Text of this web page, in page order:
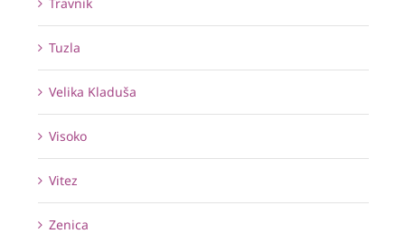
Travnik
Tuzla
Velika Kladuša
Visoko
Vitez
Zenica